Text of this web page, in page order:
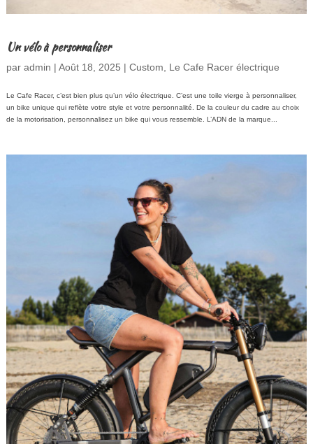
Un vélo à personnaliser
par admin | Août 18, 2025 | Custom Le Cafe Racer électrique
Le Cafe Racer, c’est bien plus qu’un vélo électrique. C’est une toile vierge à personnaliser,
un bike unique qui reflète votre style et votre personnalité. De la couleur du cadre au choix
de la motorisation, personnalisez un bike qui vous ressemble. L’ADN de la marque...